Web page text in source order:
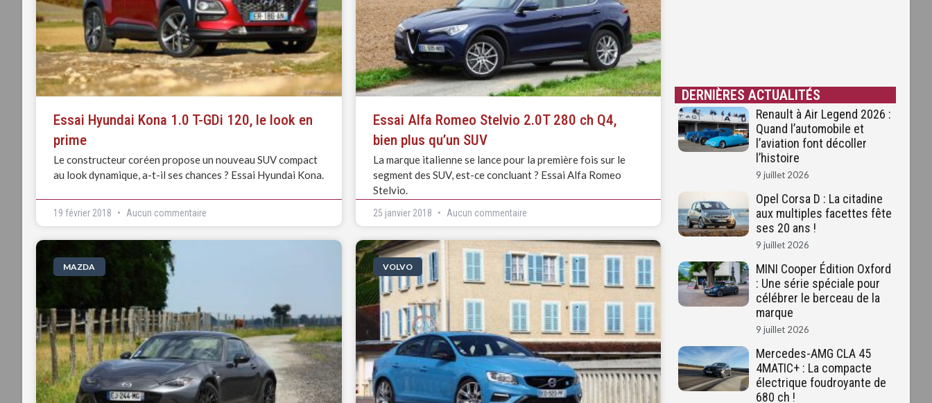
Essai Hyundai Kona 1.0 T-GDi 120, le look en
prime
Le constructeur coréen propose un nouveau SUV compact
au look dynamique, a-t-il ses chances ? Essai Hyundai Kona.
19 février 2018 Aucun commentaire
Essai Alfa Romeo Stelvio 2.0T 280 ch Q4,
bien plus qu’un SUV
La marque italienne se lance pour la première fois sur le
segment des SUV, est-ce concluant ? Essai Alfa Romeo
Stelvio.
25 janvier 2018 Aucun commentaire
MAZDA VOLVO
DERNIÈRES ACTUALITÉS
Renault à Air Legend 2026 :
Quand l’automobile et
l’aviation font décoller
l’histoire
9 juillet 2026
Opel Corsa D : La citadine
aux multiples facettes fête
ses 20 ans !
9 juillet 2026
MINI Cooper Édition Oxford
: Une série spéciale pour
célébrer le berceau de la
marque
9 juillet 2026
Mercedes-AMG CLA 45
4MATIC+ : La compacte
électrique foudroyante de
680 ch !